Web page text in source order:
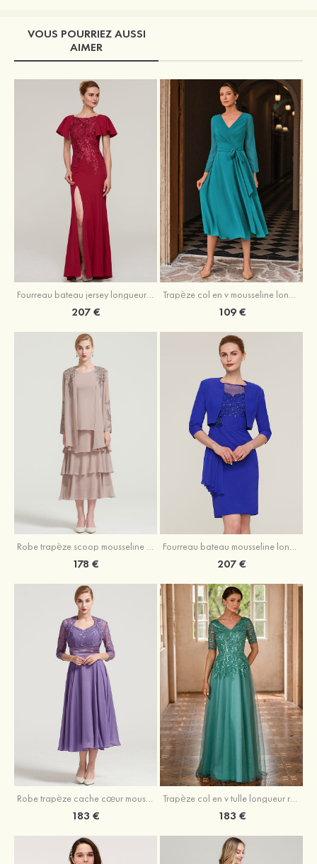
VOUS POURRIEZ AUSSI
AIMER
207 € 109 €
Robe trapèze scoop mousseline longueur mollet robe de mère de la mariée avec appliqué volants veste
178 €
Fourreau bateau mousseline longueur genou robe de mère de la mariée avec appliqué perle plissé veste
207 €
Robe trapèze cache cœur mousseline longueur mollet robe de mère de la mariée avec plissé veste
183 €
Trapèze col en v tulle longueur ras du sol robe de mère de la mariée avec perles paillettes
183 €